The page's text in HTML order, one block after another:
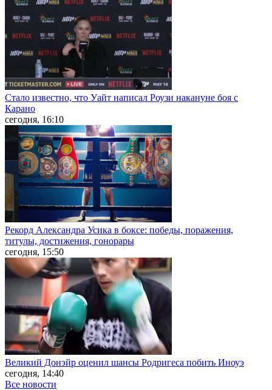
Стало известно, что Уайт написал Роузи накануне боя с
Карано
сегодня, 16:10
Рекорд Александра Усика в боксе: победы, поражения,
титулы, достижения, гонорары
сегодня, 15:50
Великий Донэйр оценил шансы Родригеса побить Иноуэ
сегодня, 14:40
Все новости